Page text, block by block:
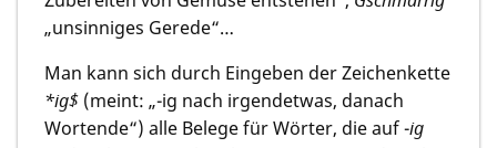
„unsinniges Gerede“…
Man kann sich durch Eingeben der Zeichenkette
*ig$ (meint: „-ig nach irgendetwas, danach
Wortende“) alle Belege für Wörter, die auf -ig